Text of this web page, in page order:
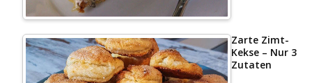
Zarte Zimt-
Kekse – Nur 3
Zutaten